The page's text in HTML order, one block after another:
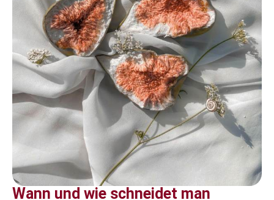
Wann und wie schneidet man